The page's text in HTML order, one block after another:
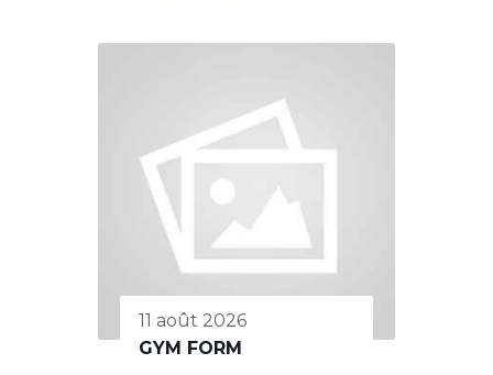
11 août 2026
GYM FORM